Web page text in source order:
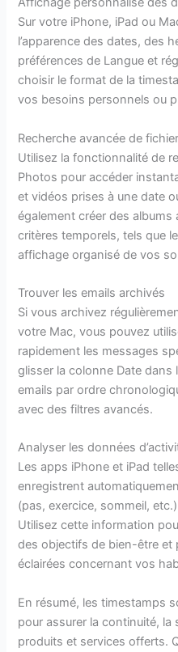
Sur votre iPhone, iPad ou
l’apparence des dates, des
préférences de Langue et
choisir le format de la
vos besoins personnels ou
Recherche avancée de
Utilisez la fonctionnalité de
Photos pour accéder
et vidéos prises à une date
également créer des
critères temporels, tels que
affichage organisé de vos
Trouver les emails archivés
Si vous archivez
votre Mac, vous pouvez
rapidement les messages
glisser la colonne Date dans
emails par ordre
avec des filtres avancés.
Analyser les données
Les apps iPhone et iPad
enregistrent
(pas, exercice, sommeil,
Utilisez cette information
des objectifs de bien-être et
éclairées concernant vos
En résumé, les timestamps
pour assurer la continuité, la
produits et services offerts.